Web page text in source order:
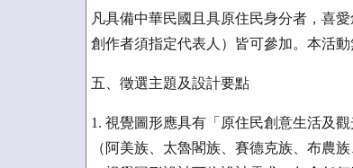
凡具備中華民國且具原住民身分者，喜
創作者須指定代表人）皆可參加。本活動
五、徵選主題及設計要點
1. 視覺圖形應具有「原住民創意生活及
（阿美族、太魯閣族、賽德克族、布農